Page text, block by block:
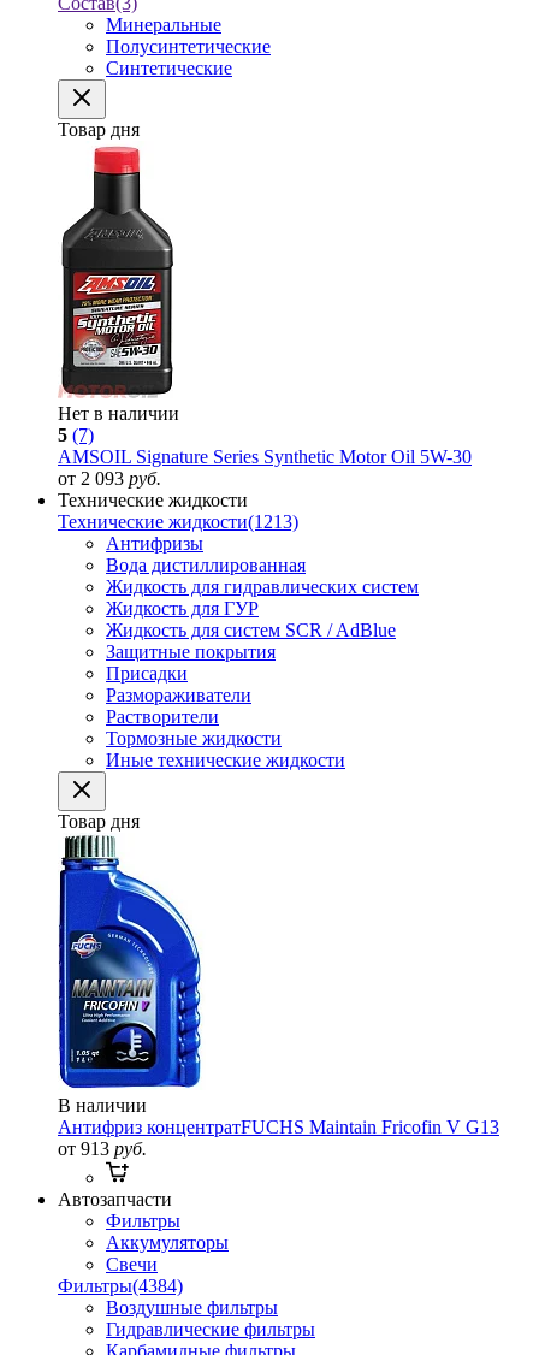
Минеральные
Полусинтетические
Синтетические
Товар дня
Нет в наличии
5 (7)
AMSOIL Signature Series Synthetic Motor Oil 5W-30
от 2 093 руб.
Технические жидкости
Технические жидкости(1213)
Антифризы
Вода дистиллированная
Жидкость для гидравлических систем
Жидкость для ГУР
Жидкость для систем SCR / AdBlue
Защитные покрытия
Присадки
Размораживатели
Растворители
Тормозные жидкости
Иные технические жидкости
Товар дня
В наличии
Антифриз концентратFUCHS Maintain Fricofin V G13
от 913 руб.
Автозапчасти
Фильтры
Аккумуляторы
Свечи
Фильтры(4384)
Воздушные фильтры
Гидравлические фильтры
Карбамидные фильтры